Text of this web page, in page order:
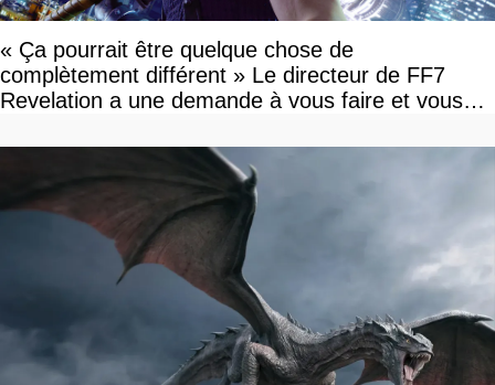
« Ça pourrait être quelque chose de
complètement différent » Le directeur de FF7
Revelation a une demande à vous faire et vous